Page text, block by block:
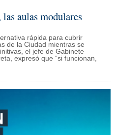
aulas modulares
rápida para cubrir
de la Ciudad mientras se
el jefe de Gabinete
expresó que “si funcionan,